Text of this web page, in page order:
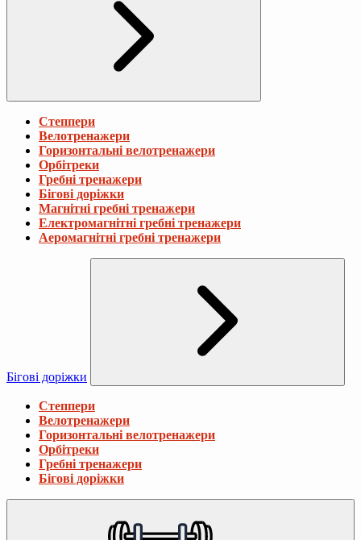
Степпери
Велотренажери
Горизонтальні велотренажери
Орбітреки
Гребні тренажери
Бігові доріжки
Магнітні гребні тренажери
Електромагнітні гребні тренажери
Аеромагнітні гребні тренажери
Бігові доріжки
Степпери
Велотренажери
Горизонтальні велотренажери
Орбітреки
Гребні тренажери
Бігові доріжки